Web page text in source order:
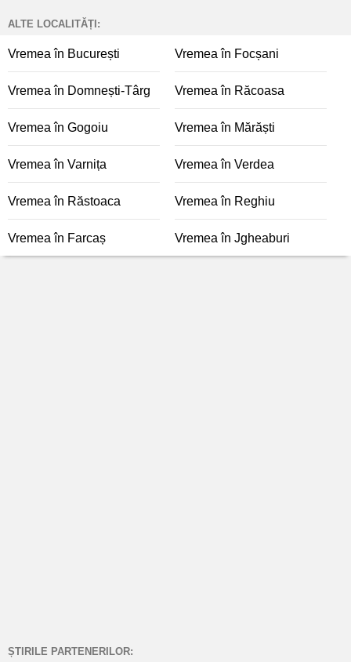
ALTE LOCALITĂȚI:
Vremea în București Vremea în Focșani
Vremea în Domnești-Târg Vremea în Răcoasa
Vremea în Gogoiu Vremea în Mărăști
Vremea în Varnița Vremea în Verdea
Vremea în Răstoaca Vremea în Reghiu
Vremea în Farcaș Vremea în Jgheaburi
ȘTIRILE PARTENERILOR: